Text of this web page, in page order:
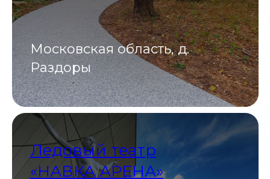
Московская область, д.
Раздоры
Ледовый театр
«НАВКА АРЕНА»